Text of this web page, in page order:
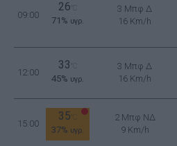
09:00
26
71% υγρ.
3 Μπφ Δ
16 Km/h
12:00
33
45% υγρ.
3 Μπφ Δ
16 Km/h
15:00
35
37% υγρ.
2 Μπφ ΝΔ
9 Km/h